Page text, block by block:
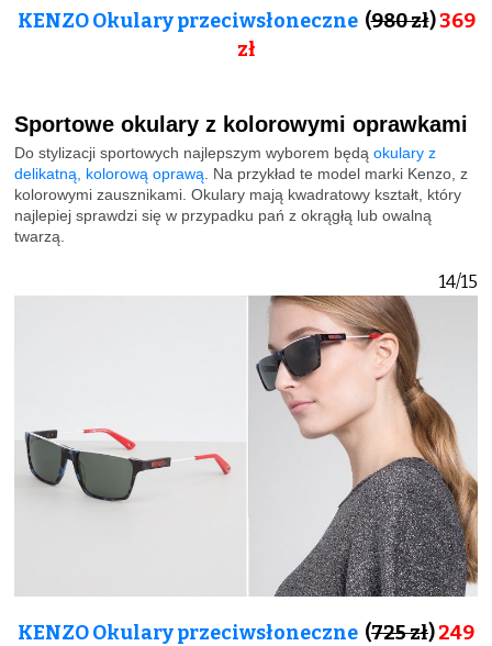
KENZO Okulary przeciwsłoneczne(980 zł)369
zł
Sportowe okulary z kolorowymi oprawkami
Do stylizacji sportowych najlepszym wyborem będą okulary z
delikatną, kolorową oprawą. Na przykład te model marki Kenzo, z
kolorowymi zausznikami. Okulary mają kwadratowy kształt, który
najlepiej sprawdzi się w przypadku pań z okrągłą lub owalną
twarzą.
14/15
KENZO Okulary przeciwsłoneczne (725 zł)249